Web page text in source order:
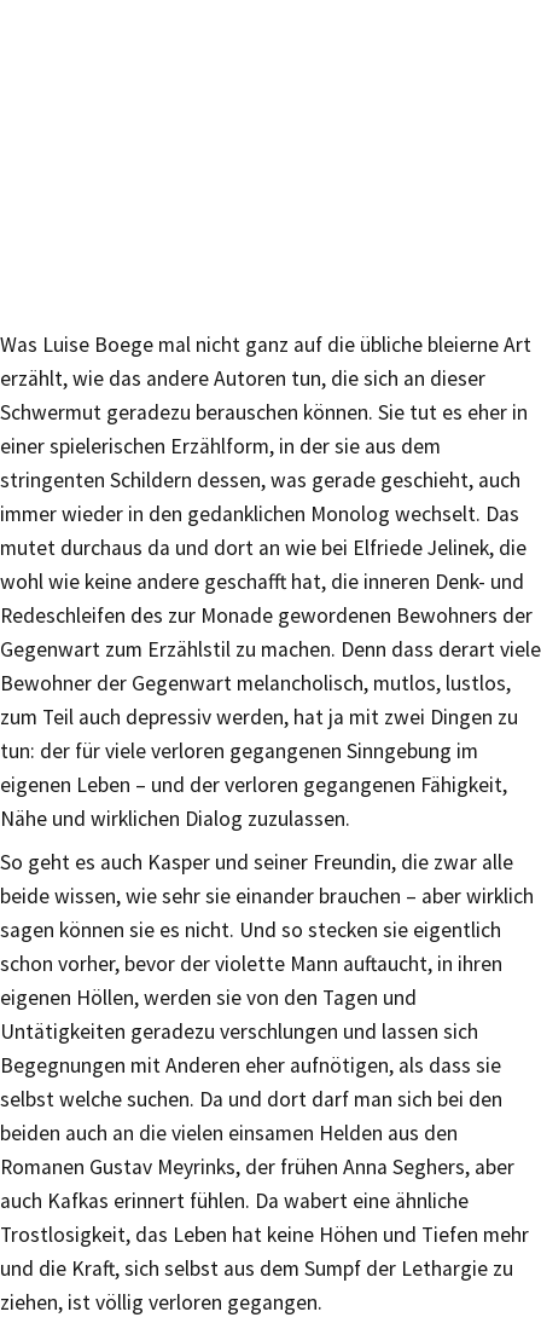
Was Luise Boege mal nicht ganz auf die übliche bleierne Art
erzählt, wie das andere Autoren tun, die sich an dieser
Schwermut geradezu berauschen können. Sie tut es eher in
einer spielerischen Erzählform, in der sie aus dem
stringenten Schildern dessen, was gerade geschieht, auch
immer wieder in den gedanklichen Monolog wechselt. Das
mutet durchaus da und dort an wie bei Elfriede Jelinek, die
wohl wie keine andere geschafft hat, die inneren Denk- und
Redeschleifen des zur Monade gewordenen Bewohners der
Gegenwart zum Erzählstil zu machen. Denn dass derart viele
Bewohner der Gegenwart melancholisch, mutlos, lustlos,
zum Teil auch depressiv werden, hat ja mit zwei Dingen zu
tun: der für viele verloren gegangenen Sinngebung im
eigenen Leben – und der verloren gegangenen Fähigkeit,
Nähe und wirklichen Dialog zuzulassen.
So geht es auch Kasper und seiner Freundin, die zwar alle
beide wissen, wie sehr sie einander brauchen – aber wirklich
sagen können sie es nicht. Und so stecken sie eigentlich
schon vorher, bevor der violette Mann auftaucht, in ihren
eigenen Höllen, werden sie von den Tagen und
Untätigkeiten geradezu verschlungen und lassen sich
Begegnungen mit Anderen eher aufnötigen, als dass sie
selbst welche suchen. Da und dort darf man sich bei den
beiden auch an die vielen einsamen Helden aus den
Romanen Gustav Meyrinks, der frühen Anna Seghers, aber
auch Kafkas erinnert fühlen. Da wabert eine ähnliche
Trostlosigkeit, das Leben hat keine Höhen und Tiefen mehr
und die Kraft, sich selbst aus dem Sumpf der Lethargie zu
ziehen, ist völlig verloren gegangen.